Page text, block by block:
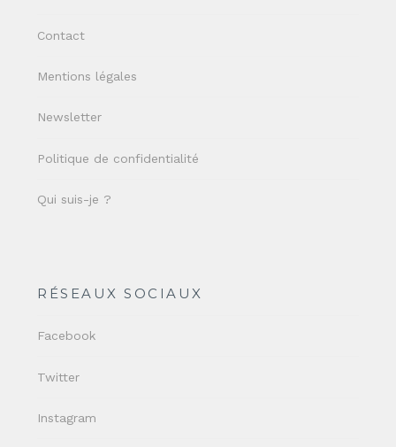
Contact
Mentions légales
Newsletter
Politique de confidentialité
Qui suis-je ?
RÉSEAUX SOCIAUX
Facebook
Twitter
Instagram